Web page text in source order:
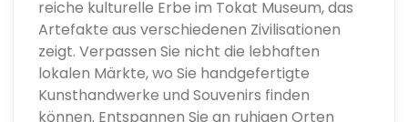
reiche kulturelle Erbe im Tokat Museum, das
Artefakte aus verschiedenen Zivilisationen
zeigt. Verpassen Sie nicht die lebhaften
lokalen Märkte, wo Sie handgefertigte
Kunsthandwerke und Souvenirs finden
können. Entspannen Sie an ruhigen Orten